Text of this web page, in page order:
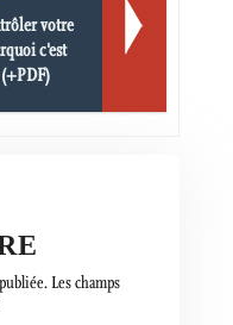
votre
c'est
Les champs